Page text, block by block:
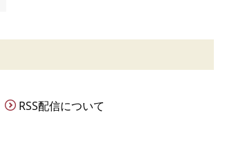
RSS配信について